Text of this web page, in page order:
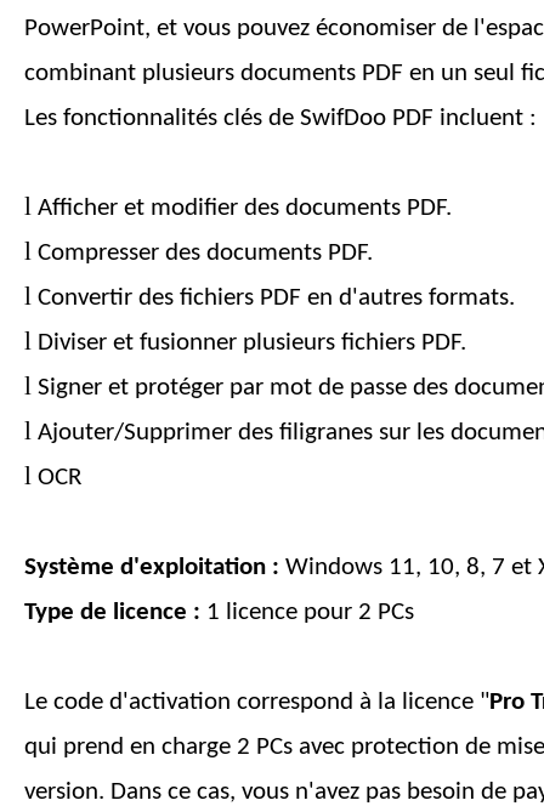
PowerPoint, et vous pouvez économiser de
combinant plusieurs documents PDF en un seul
Les fonctionnalités clés de SwifDoo PDF incluent :
l Afficher et modifier des documents PDF.
l Compresser des documents PDF.
l Convertir des fichiers PDF en d'autres formats.
l Diviser et fusionner plusieurs fichiers PDF.
l Signer et protéger par mot de passe des
l Ajouter/Supprimer des filigranes sur les
l OCR
Système d'exploitation : Windows 11, 10, 8, 7 et
Type de licence : 1 licence pour 2 PCs
Le code d'activation correspond à la licence "Pro
qui prend en charge 2 PCs avec protection de
version. Dans ce cas, vous n'avez pas besoin de